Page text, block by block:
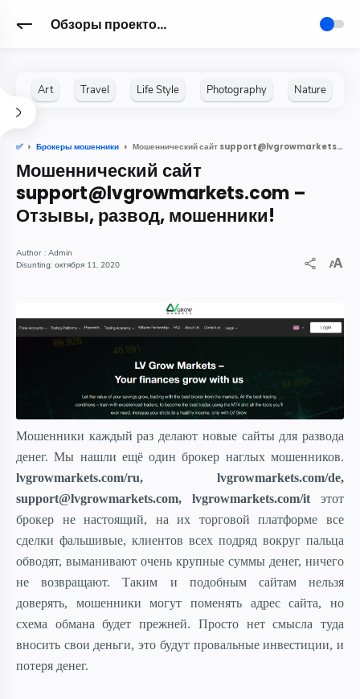
Обзоры проектов для Заработка в интернете
✅ Брокеры мошенники Мошеннический сайт support@lvgrowmarkets.com – Отзывы, развод, мошенники!
Мошеннический сайт
support@lvgrowmarkets.com –
Отзывы, развод, мошенники!
Admin
октября 11, 2020
Мошенники каждый раз делают новые сайты для развода
денег. Мы нашли ещё один брокер наглых мошенников.
lvgrowmarkets.com/ru, lvgrowmarkets.com/de,
support@lvgrowmarkets.com, lvgrowmarkets.com/it этот
брокер не настоящий, на их торговой платформе все
сделки фальшивые, клиентов всех подряд вокруг пальца
обводят, выманивают очень крупные суммы денег, ничего
не возвращают. Таким и подобным сайтам нельзя
доверять, мошенники могут поменять адрес сайта, но
схема обмана будет прежней. Просто нет смысла туда
вносить свои деньги, это будут провальные инвестиции, и
потеря денег.